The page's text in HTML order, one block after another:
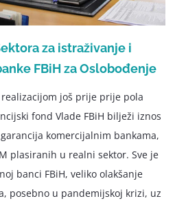
za istraživanje i
FBiH za Oslobođenje
još prije prije pola
fond Vlade FBiH bilježi iznos
komercijalnim bankama,
plasiranih u realni sektor. Sve je
banci FBiH, veliko olakšanje
posebno u pandemijskoj krizi, uz